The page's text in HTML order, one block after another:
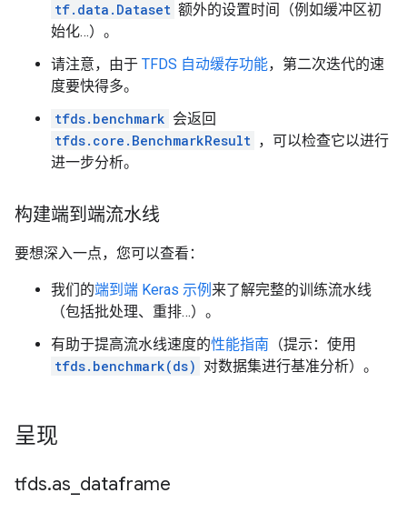
tf.data.Dataset 额外的设置时间（例如缓冲区初
始化…）。
请注意，由于 TFDS 自动缓存功能，第二次迭代的速
度要快得多。
tfds.benchmark 会返回
tfds.core.BenchmarkResult ，可以检查它以进行
进一步分析。
构建端到端流水线
要想深入一点，您可以查看：
我们的端到端 Keras 示例 来了解完整的训练流水线
（包括批处理、重排…）。
有助于提高流水线速度的性能指南 （提示：使用
tfds.benchmark(ds) 对数据集进行基准分析）。
呈现
tfds.as dataframe